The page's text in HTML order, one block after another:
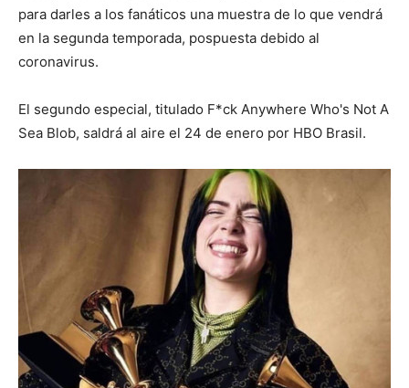
para darles a los fanáticos una muestra de lo que vendrá
en la segunda temporada, pospuesta debido al
coronavirus.
El segundo especial, titulado F*ck Anywhere Who's Not A
Sea Blob, saldrá al aire el 24 de enero por HBO Brasil.